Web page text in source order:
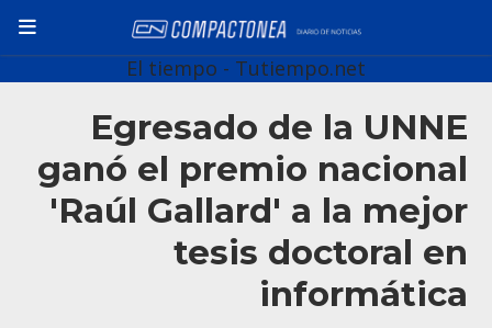
El tiempo - Tutiempo.net
Egresado de la UNNE
ganó el premio nacional
'Raúl Gallard' a la mejor
tesis doctoral en
informática